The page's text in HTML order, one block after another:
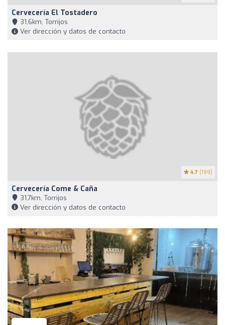
Cervecería El Tostadero
31,6km, Torrijos
Ver dirección y datos de contacto
4.7 (199)
Cervecería Come & Caña
31,7km, Torrijos
Ver dirección y datos de contacto